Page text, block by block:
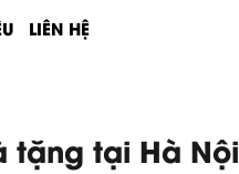
LIÊN HỆ
tặng tại Hà Nội